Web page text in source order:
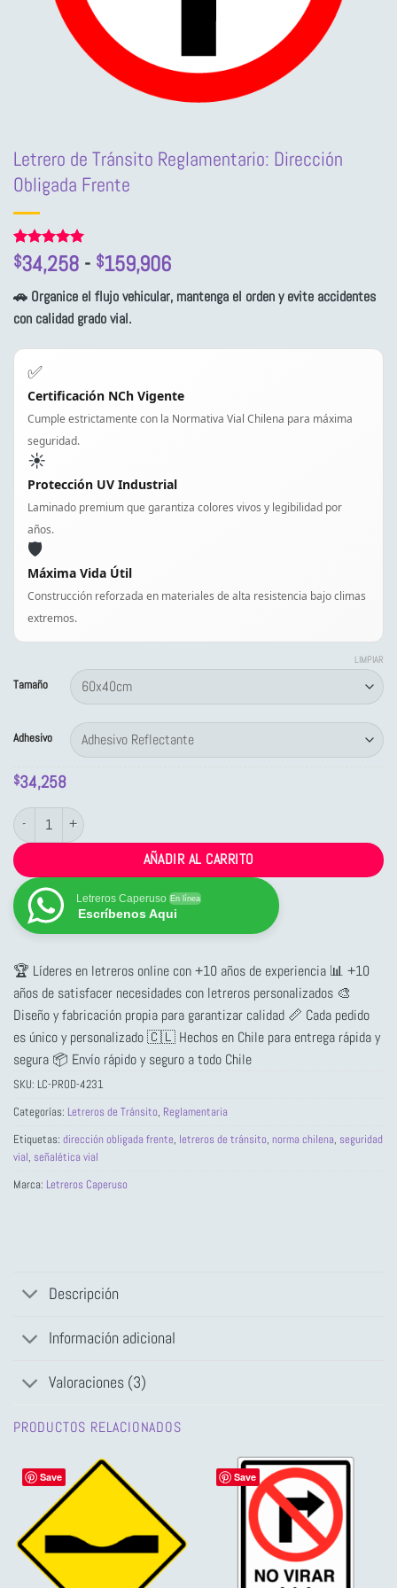
Letrero de Tránsito Reglamentario: Dirección
Obligada Frente
Valorado
con5de 5
1
valoración
de un
cliente
$34,258 - $159,906Rango
precios:
$34,258
$159,906
🚗 Organice el flujo vehicular, mantenga el orden y evite accidentes
con calidad grado vial.
✅
Certificación NCh Vigente
Cumple estrictamente con la Normativa Vial Chilena para máxima
seguridad.
☀️
Protección UV Industrial
Laminado premium que garantiza colores vivos y legibilidad por
años.
🛡️
Máxima Vida Útil
Construcción reforzada en materiales de alta resistencia bajo climas
extremos.
Tamaño
Adhesivo
LIMPIAR
$34,258
Letrero de Tránsito Reglamentario: Dirección Obligada Frente cantidad
AÑADIR AL CARRITO
Letreros Caperuso En línea
Escríbenos Aqui
🏆 Líderes en letreros online con +10 años de experiencia 📊 +10
años de satisfacer necesidades con letreros personalizados 🎨
Diseño y fabricación propia para garantizar calidad 📏 Cada pedido
es único y personalizado 🇨🇱 Hechos en Chile para entrega rápida y
segura 📦 Envío rápido y seguro a todo Chile
SKU: LC-PROD-4231
Categorías: Letreros de Tránsito, Reglamentaria
Etiquetas: dirección obligada frente, letreros de tránsito, norma chilena, seguridad
vial, señalética vial
Marca: Letreros Caperuso
Descripción
Información adicional
Valoraciones (3)
PRODUCTOS RELACIONADOS
Save Save